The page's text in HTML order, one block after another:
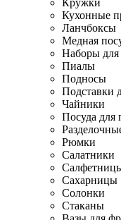
Кружки
Кухонные
Ланчбоксы
Медная
Наборы для
Пиалы
Подносы
Подставки
Чайники
Посуда для
Рюмки
Салатники
Сахарницы
Солонки
Стаканы